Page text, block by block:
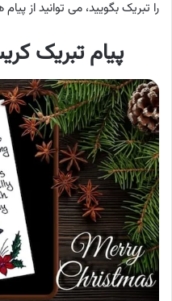
را تبریک بگویید، می توانید از
پیام تبریک